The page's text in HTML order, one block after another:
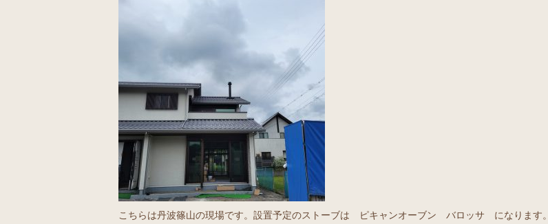
こちらは丹波篠山の現場です。設置予定のストーブは ピキャンオーブン バロッサ になります。